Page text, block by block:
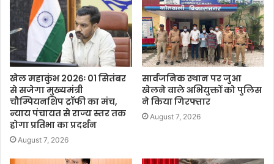
खेल महाकुंभ 2026ः 01 सितंबर
से सजेगा मुख्यमंत्री
चौम्पियनशिप ट्रॉफी का मंच,
न्याय पंचायत से राज्य स्तर तक
होगा प्रतिभा का प्रदर्शन
August 7, 2026
सार्वजनिक स्थान पर जुआ
खेलने वाले अभियुक्तों को पुलिस
ने किया गिरफ्तार
August 7, 2026